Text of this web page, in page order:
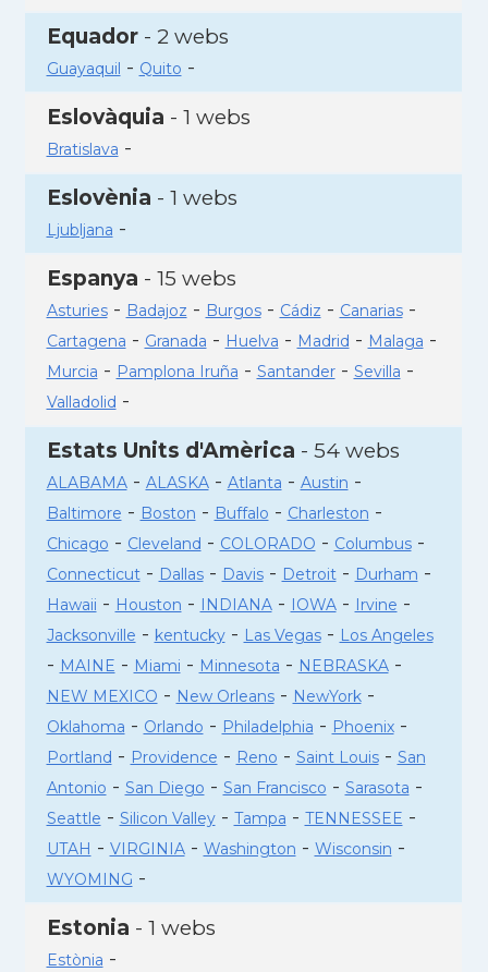
Equador- 2 webs
Guayaquil - Quito -
Eslovàquia - 1 webs
Bratislava -
Eslovènia - 1 webs
Ljubljana -
Espanya - 15 webs
Asturies- Badajoz - Burgos- Cádiz - Canarias-
Cartagena - Granada - Huelva - Madrid - Malaga -
Murcia - Pamplona Iruña - Santander- Sevilla -
Valladolid -
Estats Units d'Amèrica - 54 webs
ALABAMA- ALASKA- Atlanta - Austin -
Baltimore - Boston - Buffalo - Charleston -
Chicago - Cleveland - COLORADO - Columbus-
Connecticut- Dallas- Davis- Detroit- Durham -
Hawaii - Houston - INDIANA- IOWA- Irvine -
Jacksonville - kentucky- Las Vegas- Los Angeles
- MAINE - Miami - Minnesota - NEBRASKA-
NEW MEXICO - New Orleans- NewYork-
Oklahoma - Orlando - Philadelphia - Phoenix-
Portland - Providence - Reno - Saint Louis- San
Antonio - San Diego - San Francisco - Sarasota -
Seattle - Silicon Valley- Tampa - TENNESSEE -
UTAH - VIRGINIA- Washington - Wisconsin -
WYOMING -
Estonia - 1 webs
Estònia -